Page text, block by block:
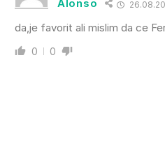
Alonso
da,je favorit ali mislim da ce
0 0